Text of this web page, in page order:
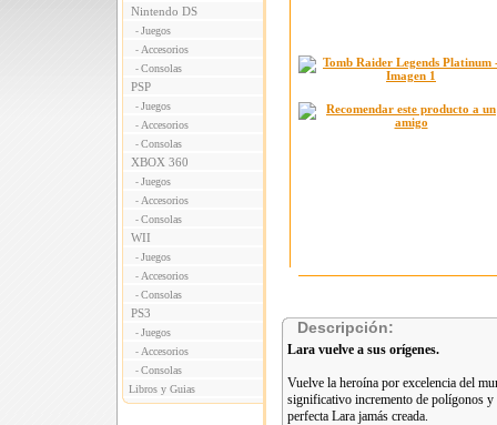
Nintendo DS
- Juegos
- Accesorios
- Consolas
PSP
- Juegos
- Accesorios
- Consolas
XBOX 360
- Juegos
- Accesorios
- Consolas
WII
- Juegos
- Accesorios
- Consolas
PS3
- Juegos
- Accesorios
- Consolas
Libros y Guias
Descripción:
Lara vuelve a sus orígenes.
Vuelve la heroína por excelencia del
significativo incremento de polígonos y
perfecta Lara jamás creada.